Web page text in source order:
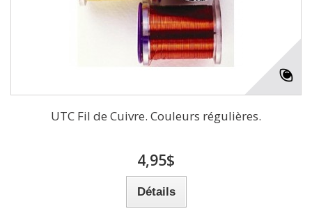
UTC Fil de Cuivre. Couleurs régulières.
4,95$
Détails